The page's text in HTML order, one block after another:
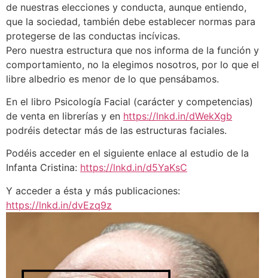
de nuestras elecciones y conducta, aunque entiendo,
que la sociedad, también debe establecer normas para
protegerse de las conductas incívicas.
Pero nuestra estructura que nos informa de la función y
comportamiento, no la elegimos nosotros, por lo que el
libre albedrio es menor de lo que pensábamos.
En el libro Psicología Facial (carácter y competencias)
de venta en librerías y en https://lnkd.in/dWekXgb
podréis detectar más de las estructuras faciales.
Podéis acceder en el siguiente enlace al estudio de la
Infanta Cristina: https://lnkd.in/d5YaKsC
Y acceder a ésta y más publicaciones:
https://lnkd.in/dvEzq9z